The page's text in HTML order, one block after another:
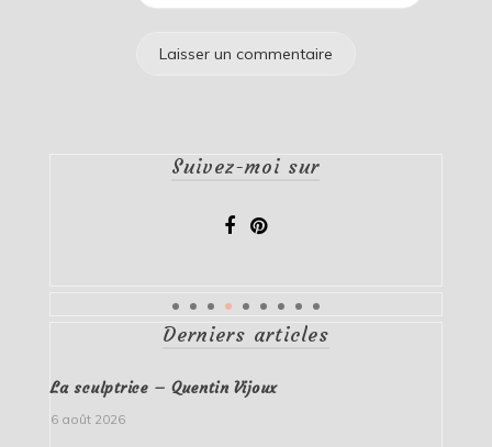
Suivez-moi sur
Derniers articles
La sculptrice – Quentin Vijoux
6 août 2026